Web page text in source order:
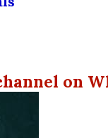
on